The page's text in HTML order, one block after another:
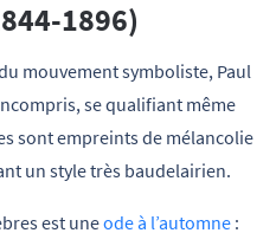
1896)
mouvement symboliste, Paul
se qualifiant même
sont empreints de mélancolie
un style très baudelairien.
est uneode à l’automne :